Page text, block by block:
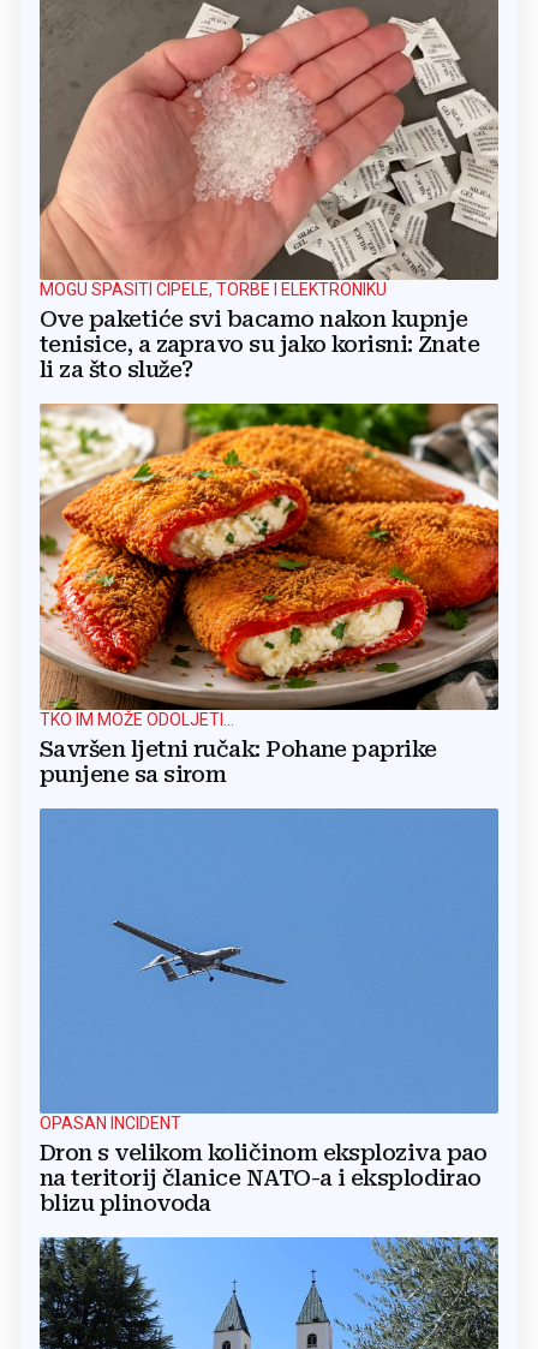
MOGU SPASITI CIPELE, TORBE I ELEKTRONIKU
Ove paketiće svi bacamo nakon kupnje
tenisice, a zapravo su jako korisni: Znate
li za što služe?
TKO IM MOŽE ODOLJETI...
Savršen ljetni ručak: Pohane paprike
punjene sa sirom
OPASAN INCIDENT
Dron s velikom količinom eksploziva pao
na teritorij članice NATO-a i eksplodirao
blizu plinovoda